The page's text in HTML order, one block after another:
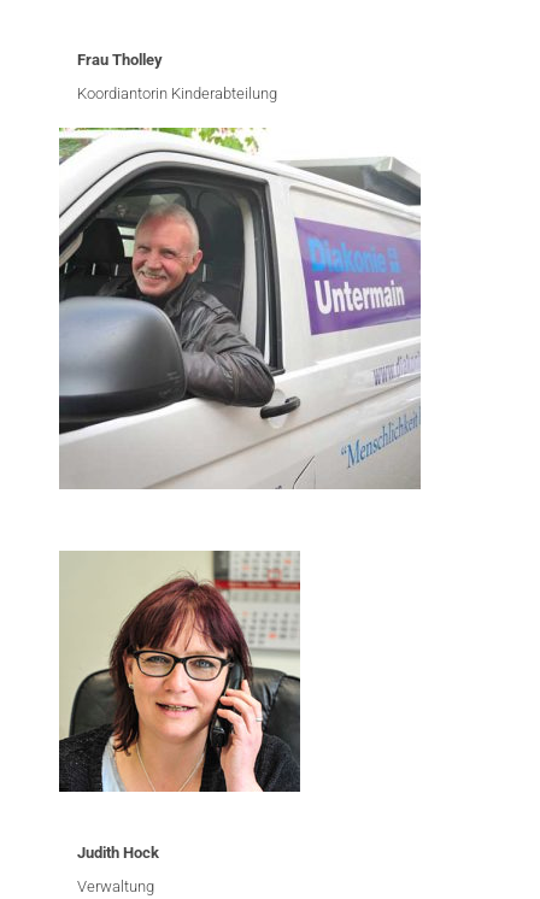
Frau Tholley
Koordiantorin Kinderabteilung
Judith Hock
Verwaltung